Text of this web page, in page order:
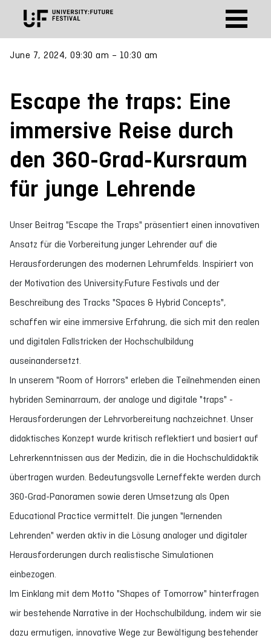
June 7, 2024, 09:30 am – 10:30 am
Escape the traps: Eine
immersive Reise durch
den 360-Grad-Kursraum
für junge Lehrende
Unser Beitrag "Escape the Traps" präsentiert einen innovativen
Ansatz für die Vorbereitung junger Lehrender auf die
Herausforderungen des modernen Lehrumfelds. Inspiriert von
der Motivation des University:Future Festivals und der
Beschreibung des Tracks "Spaces & Hybrid Concepts",
schaffen wir eine immersive Erfahrung, die sich mit den realen
und digitalen Fallstricken der Hochschulbildung
auseinandersetzt.
In unserem "Room of Horrors" erleben die Teilnehmenden einen
hybriden Seminarraum, der analoge und digitale "traps" -
Herausforderungen der Lehrvorbereitung nachzeichnet. Unser
didaktisches Konzept wurde kritisch reflektiert und basiert auf
Lehrerkenntnissen aus der Medizin, die in die Hochschuldidaktik
übertragen wurden. Bedeutungsvolle Lerneffekte werden durch
360-Grad-Panoramen sowie deren Umsetzung als Open
Educational Practice vermittelt. Die jungen "lernenden
Lehrenden" werden aktiv in die Lösung analoger und digitaler
Herausforderungen durch realistische Simulationen
einbezogen.
Im Einklang mit dem Motto "Shapes of Tomorrow" hinterfragen
wir bestehende Narrative in der Hochschulbildung, indem wir sie
dazu ermutigen, innovative Wege zur Bewältigung bestehender